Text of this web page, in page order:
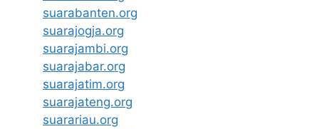
suarabanten.org
suarajogja.org
suarajambi.org
suarajabar.org
suarajatim.org
suarajateng.org
suarariau.org